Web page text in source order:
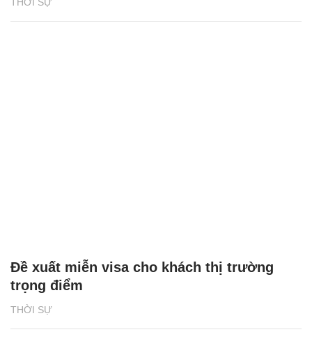
THỜI SỰ
Đề xuất miễn visa cho khách thị trường
trọng điểm